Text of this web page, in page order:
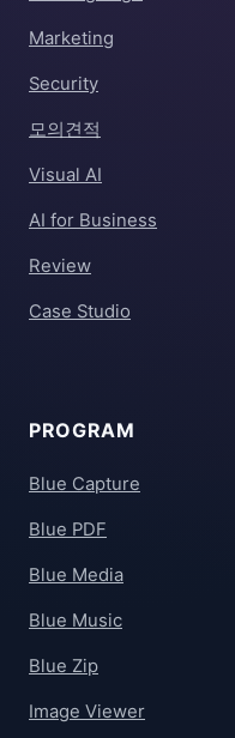
Marketing
Security
모의견적
Visual AI
AI for Business
Review
Case Studio
PROGRAM
Blue Capture
Blue PDF
Blue Media
Blue Music
Blue Zip
Image Viewer